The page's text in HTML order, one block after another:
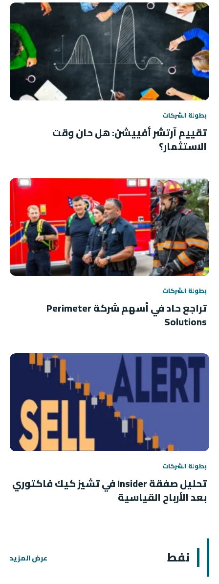
بطولة الشركات
تقييم آرتشر أفييشن: هل حان وقت
الاستثمار؟
بطولة الشركات
تراجع حاد في أسهم شركة Perimeter
Solutions
بطولة الشركات
تحليل صفقة Insider في تشيز كيك فاكتوري
بعد الأرباح القياسية
نفط عرض المزيد